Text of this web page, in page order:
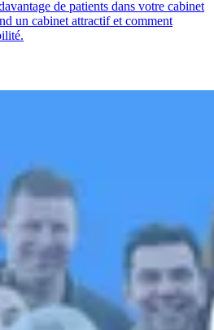
de patients dans votre cabinet
un cabinet attractif et comment